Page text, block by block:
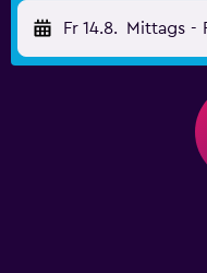
Fr 14.8. Mittags -